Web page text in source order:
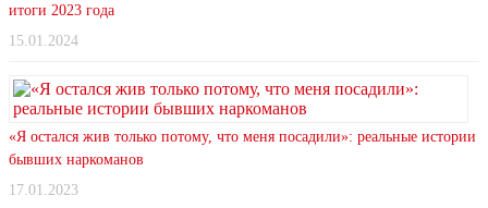
итоги 2023 года
15.01.2024
«Я остался жив только потому, что меня посадили»: реальные истории
бывших наркоманов
17.01.2023